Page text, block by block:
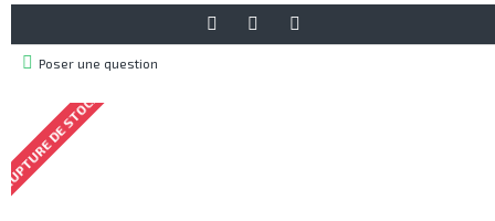
Poser une question
DE STOCK